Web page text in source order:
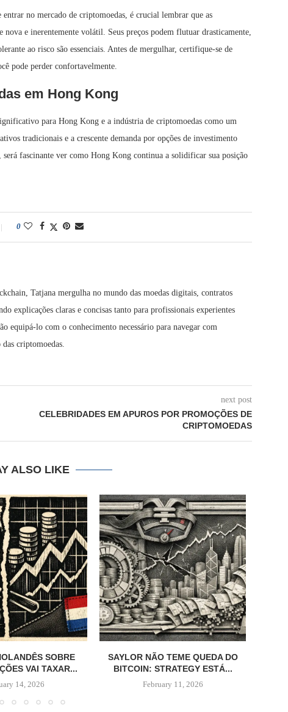
no mercado de criptomoedas, é crucial lembrar que as
e inerentemente volátil. Seus preços podem flutuar drasticamente,
ao risco são essenciais. Antes de mergulhar, certifique-se de
pode perder confortavelmente.
em Hong Kong
para Hong Kong e a indústria de criptomoedas como um
tradicionais e a crescente demanda por opções de investimento
fascinante ver como Hong Kong continua a solidificar sua posição
0
Tatjana mergulha no mundo das moedas digitais, contratos
explicações claras e concisas tanto para profissionais experientes
equipá-lo com o conhecimento necessário para navegar com
criptomoedas.
next post
CELEBRIDADES EM APUROS POR PROMOÇÕES DE
CRIPTOMOEDAS
ALSO LIKE
SOBRE
VAI TAXAR...
14, 2026
SAYLOR NÃO TEME QUEDA DO
BITCOIN: STRATEGY ESTÁ...
February 11, 2026